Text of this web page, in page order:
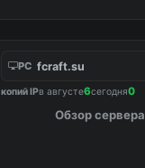
PC fcraft.su
копий IPв августе6сегодня0
Обзор сервера